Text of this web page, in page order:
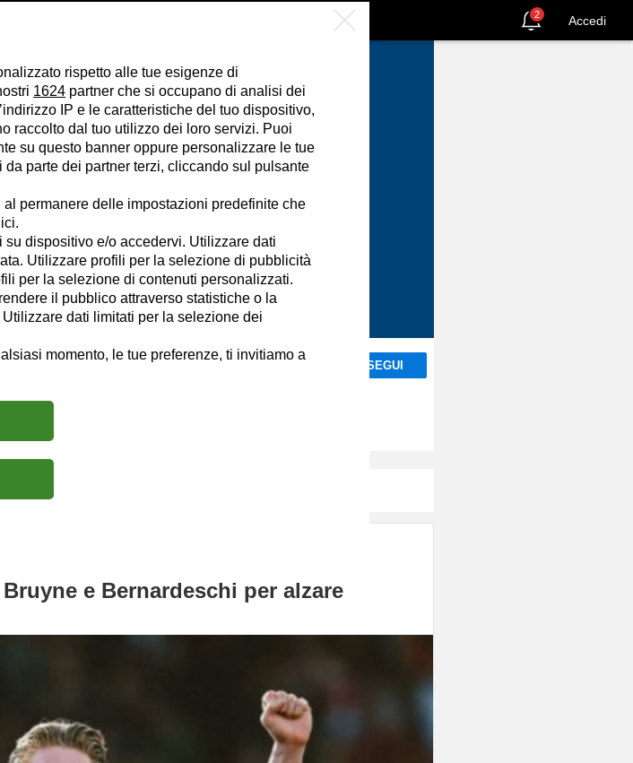
2 Accedi
SEGUI
e Bernardeschi per alzare
rispetto alle tue esigenze di
1624 partner che si occupano di analisi dei
IP e le caratteristiche del tuo dispositivo,
raccolto dal tuo utilizzo dei loro servizi. Puoi
su questo banner oppure personalizzare le tue
parte dei partner terzi, cliccando sul pulsante
permanere delle impostazioni predefinite che
dispositivo e/o accedervi. Utilizzare dati
Utilizzare profili per la selezione di pubblicità
per la selezione di contenuti personalizzati.
il pubblico attraverso statistiche o la
dati limitati per la selezione dei
momento, le tue preferenze, ti invitiamo a